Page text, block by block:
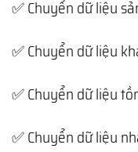
✅ Chuyển dữ liệu
✅ Chuyển dữ liệu
✅ Chuyển dữ liệu
✅ Chuyển dữ liệu